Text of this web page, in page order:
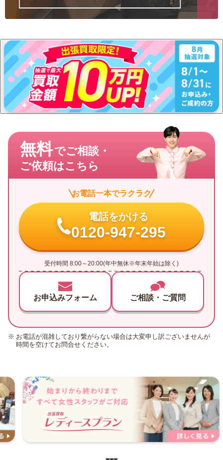
無料でご相談・
ご依頼はこちら
お電話一本でラクラク
電話をかける
0120-947-295
受付時間 8:00～20:00(年中無休※年末年始は除く)
お申込みフォーム ご相談・ご質問
お電話が混雑しており繋がらない場合は大変申し訳ございませんが
時間を空けてお問合せください。